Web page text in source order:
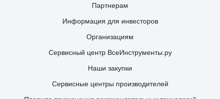
Партнерам
Информация для инвесторов
Организациям
Сервисный центр ВсеИнструменты.ру
Наши закупки
Сервисные центры производителей